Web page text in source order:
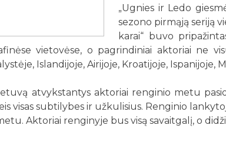
„Ugnies ir Ledo
sezono pirmąją seriją
karai“ buvo
vietovėse, o pagrindiniai aktoriai ne
Islandijoje, Airijoje, Kroatijoje, Ispanijoje,
atvykstantys aktoriai renginio metu
visas subtilybes ir užkulisius. Renginio
Aktoriai renginyje bus visą savaitgalį, o